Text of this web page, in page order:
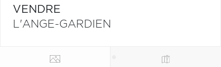
VENDRE
L'ANGE-GARDIEN